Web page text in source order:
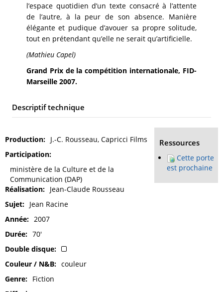
l’espace quotidien d’un texte consacré à l’attente
de l’autre, à la peur de son absence. Manière
élégante et pudique d’avouer sa propre solitude,
tout en prétendant qu’elle ne serait qu’artificielle.
(Mathieu Capel)
Grand Prix de la compétition internationale, FID-
Marseille 2007.
Descriptif technique
Production
J.-C. Rousseau, Capricci Films
Participation
ministère de la Culture et de la
Communication (DAP)
Réalisation
Jean-Claude Rousseau
Sujet
Jean Racine
Année
2007
Durée
70'
Double disque
Couleur / N&B
couleur
Genre
Fiction
Ressources
Cette porte
est prochaine